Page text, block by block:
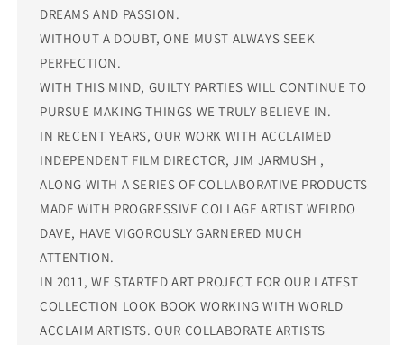
DREAMS AND PASSION.
WITHOUT A DOUBT, ONE MUST ALWAYS SEEK
PERFECTION.
WITH THIS MIND, GUILTY PARTIES WILL CONTINUE TO
PURSUE MAKING THINGS WE TRULY BELIEVE IN.
IN RECENT YEARS, OUR WORK WITH ACCLAIMED
INDEPENDENT FILM DIRECTOR, JIM JARMUSH ,
ALONG WITH A SERIES OF COLLABORATIVE PRODUCTS
MADE WITH PROGRESSIVE COLLAGE ARTIST WEIRDO
DAVE, HAVE VIGOROUSLY GARNERED MUCH
ATTENTION.
IN 2011, WE STARTED ART PROJECT FOR OUR LATEST
COLLECTION LOOK BOOK WORKING WITH WORLD
ACCLAIM ARTISTS. OUR COLLABORATE ARTISTS